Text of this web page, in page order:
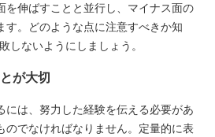
を伸ばすことと並行し、マイナス面の
す。どのような点に注意すべきか知
しないようにしましょう。
が大切
には、努力した経験を伝える必要があ
のでなければなりません。定量的に表